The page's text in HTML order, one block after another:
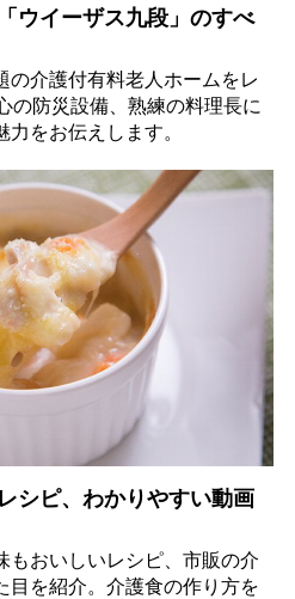
ウイーザス九段」のすべ
の介護付有料老人ホームをレ
の防災設備、熟練の料理長に
をお伝えします。
シピ、わかりやすい動画
もおいしいレシピ、市販の介
目を紹介。介護食の作り方を